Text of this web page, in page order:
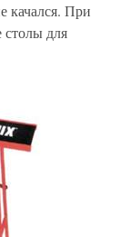
качался. При
столы для